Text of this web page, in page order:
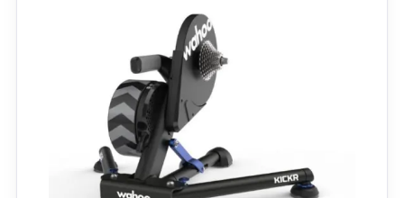
2200 W| แรงต้านทานสูงสุด :
รีวิวจากผู้ใช้จริง:
“ช่วยให้การปั่นรู้สึกเป็นธรรมชาติและสมจริงยิ่ง